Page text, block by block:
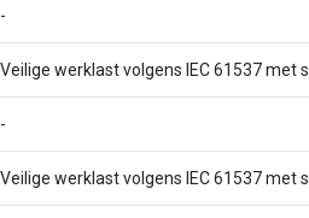
-
Veilige werklast volgens IEC 61537 met
-
Veilige werklast volgens IEC 61537 met